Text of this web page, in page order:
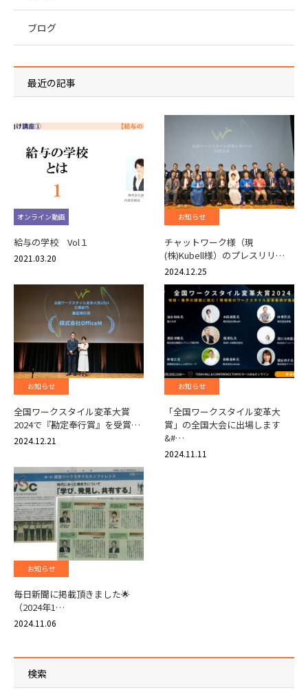
ブログ
最近の記事
オンライン動画
給与の学校 Vol１
2021.03.20
お知らせ
チャットワーク様（現
(株)Kubell様）のプレスリリ…
2024.12.25
お知らせ
全国ワークスタイル変革大賞
2024で『勘定奉行賞』を受賞…
2024.12.21
お知らせ
「全国ワークスタイル変革大
賞」の全国大会に出場します
&#…
2024.11.11
お知らせ
毎日新聞に掲載頂きました🌟
（2024年1…
2024.11.06
検索